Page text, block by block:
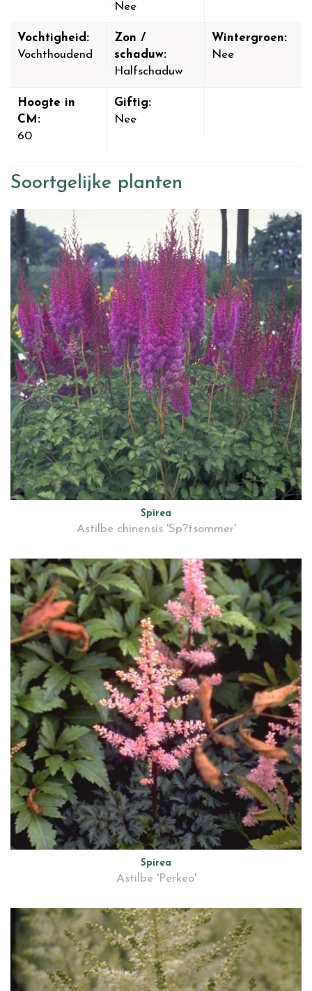
Nee
Vochtigheid:
Vochthoudend
Zon /
schaduw:
Halfschaduw
Wintergroen:
Nee
Hoogte in
CM:
60
Giftig:
Nee
Soortgelijke planten
Spirea
Astilbe chinensis 'Sp?tsommer'
Spirea
Astilbe 'Perkeo'